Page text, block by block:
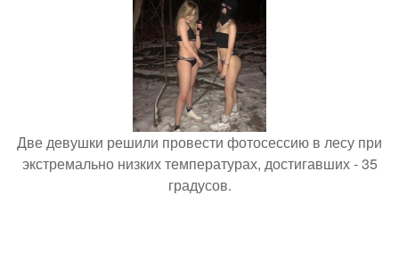
Две девушки решили провести фотосессию в лесу при
экстремально низких температурах, достигавших - 35
градусов.